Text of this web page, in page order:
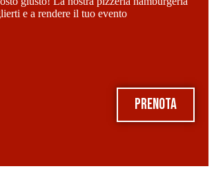
e a rendere il tuo evento
prenota